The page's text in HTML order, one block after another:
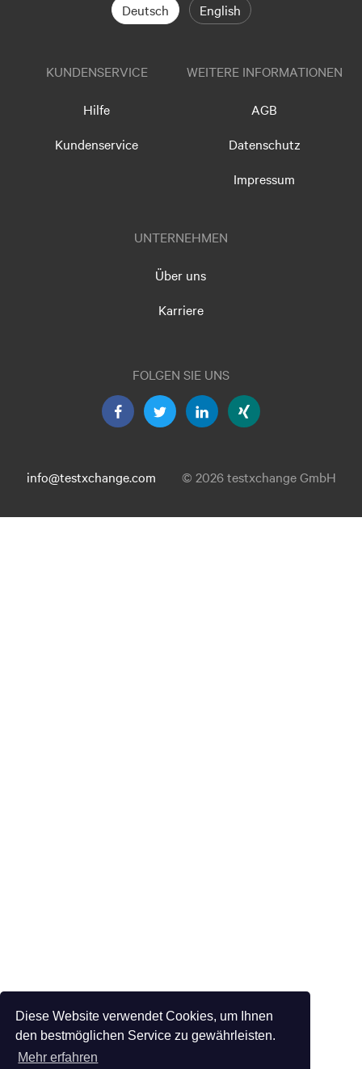
Diese Website verwendet Cookies, um Ihnen
den bestmöglichen Service zu gewährleisten.
Mehr erfahren
Deutsch English
KUNDENSERVICE
Hilfe
Kundenservice
WEITERE INFORMATIONEN
AGB
Datenschutz
Impressum
UNTERNEHMEN
Über uns
Karriere
FOLGEN SIE UNS
info@testxchange.com © 2026 testxchange GmbH